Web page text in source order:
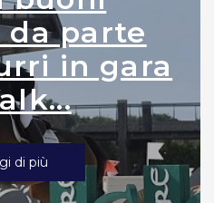
parte
in gara
di più